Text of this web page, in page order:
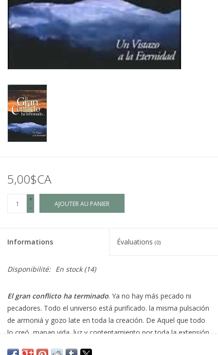
5,00$CA
+
-
AJOUTER AU PANIER
Informations Évaluations (0)
Disponibilité: En stock(14)
El gran conflicto ha terminado. Ya no hay más pecado ni
pecadores. Todo el universo está purificado. la misma pulsación
de armoniá y gozo late en toda la creación. De Aquel que todo
lo creó, manan vida, luz y contentamiento por toda la extensión